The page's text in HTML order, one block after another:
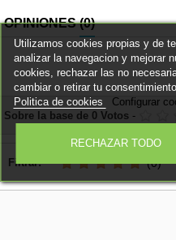
OPINIONES(0)
Sobre la base de 0 Votos -
Filtrar: (0)
Utilizamos cookies propias y de
analizar la navegacion y mejorar
cookies, rechazar las no
cambiar o retirar tu
Politica de cookies
Configurar
RECHAZAR TODO